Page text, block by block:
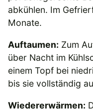
abkühlen. Im
Monate.
Auftaumen: Zum
über Nacht im
einem Topf bei
bis sie vollständig
Wiedererwärmen: